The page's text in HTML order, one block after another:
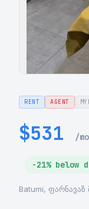
RENT AGENT
$531 /
-21%
Batumi, ფარნავაზ